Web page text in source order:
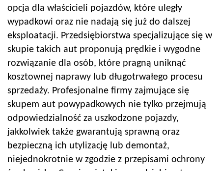
opcja dla właścicieli pojazdów, które uległy
wypadkowi oraz nie nadają się już do dalszej
eksploatacji. Przedsiębiorstwa specjalizujące się w
skupie takich aut proponują prędkie i wygodne
rozwiązanie dla osób, które pragną uniknąć
kosztownej naprawy lub długotrwałego procesu
sprzedaży. Profesjonalne firmy zajmujące się
skupem aut powypadkowych nie tylko przejmują
odpowiedzialność za uszkodzone pojazdy,
jakkolwiek także gwarantują sprawną oraz
bezpieczną ich utylizację lub demontaż,
niejednokrotnie w zgodzie z przepisami ochrony